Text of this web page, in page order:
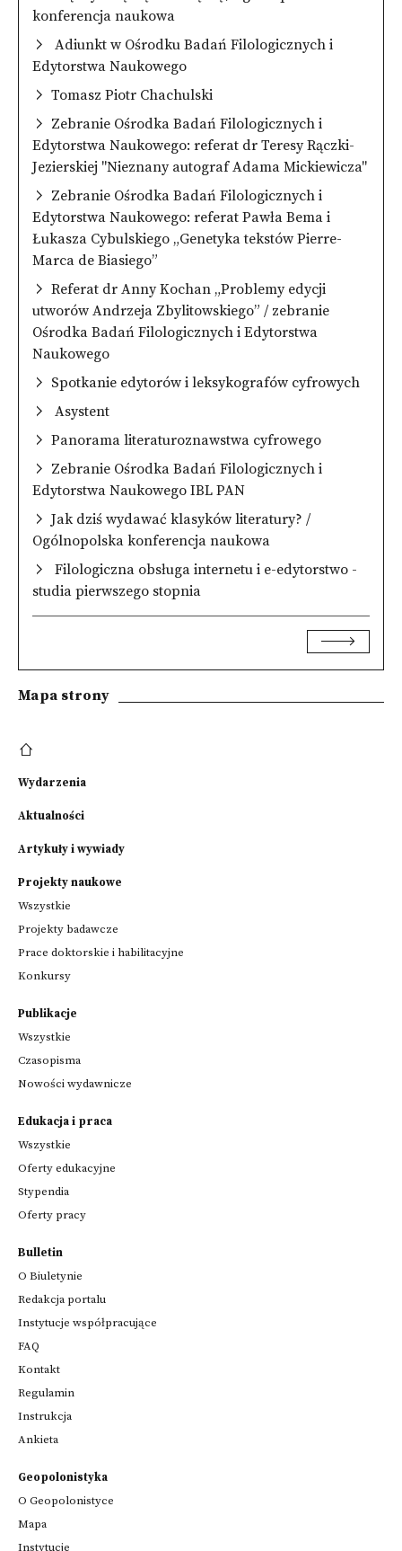
konferencja naukowa
Adiunkt w Ośrodku Badań Filologicznych i
Edytorstwa Naukowego
Tomasz Piotr Chachulski
Zebranie Ośrodka Badań Filologicznych i
Edytorstwa Naukowego: referat dr Teresy Rączki-
Jezierskiej "Nieznany autograf Adama Mickiewicza"
Zebranie Ośrodka Badań Filologicznych i
Edytorstwa Naukowego: referat Pawła Bema i
Łukasza Cybulskiego „Genetyka tekstów Pierre-
Marca de Biasiego”
Referat dr Anny Kochan „Problemy edycji
utworów Andrzeja Zbylitowskiego” / zebranie
Ośrodka Badań Filologicznych i Edytorstwa
Naukowego
Spotkanie edytorów i leksykografów cyfrowych
Asystent
Panorama literaturoznawstwa cyfrowego
Zebranie Ośrodka Badań Filologicznych i
Edytorstwa Naukowego IBL PAN
Jak dziś wydawać klasyków literatury? /
Ogólnopolska konferencja naukowa
Filologiczna obsługa internetu i e-edytorstwo -
studia pierwszego stopnia
Mapa strony
Wydarzenia
Aktualności
Artykuły i wywiady
Projekty naukowe
Wszystkie
Projekty badawcze
Prace doktorskie i habilitacyjne
Konkursy
Publikacje
Wszystkie
Czasopisma
Nowości wydawnicze
Edukacja i praca
Wszystkie
Oferty edukacyjne
Stypendia
Oferty pracy
Bulletin
O Biuletynie
Redakcja portalu
Instytucje współpracujące
FAQ
Kontakt
Regulamin
Instrukcja
Ankieta
Geopolonistyka
O Geopolonistyce
Mapa
Instytucje